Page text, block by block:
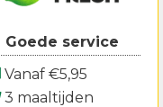
Goede service
Vanaf €5,95
3 maaltijden